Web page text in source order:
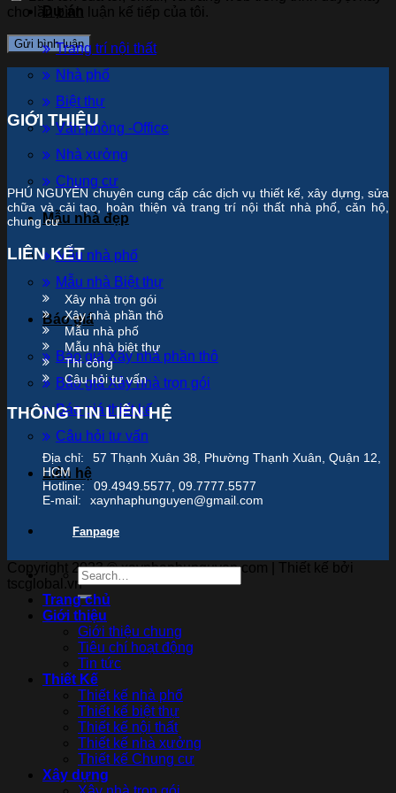
Dự án
Trang trí nội thất
Nhà phố
Biệt thự
Văn phòng -Office
Nhà xưởng
Chung cư
Mẫu nhà đẹp
Mẫu nhà phố
Mẫu nhà Biệt thự
Báo giá
Báo giá Xây nhà phần thô
Báo giá Xây nhà trọn gói
Báo giá thiết kế
Câu hỏi tư vấn
Liên hệ
Fanpage
cho lần bình luận kế tiếp của tôi.
GIỚI THIỆU
PHÚ NGUYÊN chuyên cung cấp các dịch vụ thiết kế, xây dựng, sửa
chữa và cải tạo, hoàn thiện và trang trí nội thất nhà phố, căn hộ,
chung cư
LIÊN KẾT
Xây nhà trọn gói
Xây nhà phần thô
Mẫu nhà phố
Mẫu nhà biệt thự
Thi công
Câu hỏi tư vấn
THÔNG TIN LIÊN HỆ
Địa chỉ:
57 Thạnh Xuân 38, Phường Thạnh Xuân, Quận 12,
HCM
Hotline:
09.4949.5577, 09.7777.5577
E-mail:
xaynhaphunguyen@gmail.com
Copyright 2023 © xaynhaphunguyen.com | Thiết kế bởi
tscglobal.vn
Trang chủ
Giới thiệu
Giới thiệu chung
Tiêu chí hoạt động
Tin tức
Thiết Kế
Thiết kế nhà phố
Thiết kế biệt thự
Thiết kế nội thất
Thiết kế nhà xưởng
Thiết kế Chung cư
Xây dựng